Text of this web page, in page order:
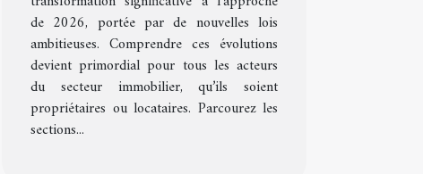
de 2026, portée par de nouvelles lois
ambitieuses. Comprendre ces évolutions
devient primordial pour tous les acteurs
du secteur immobilier, qu’ils soient
propriétaires ou locataires. Parcourez les
sections...